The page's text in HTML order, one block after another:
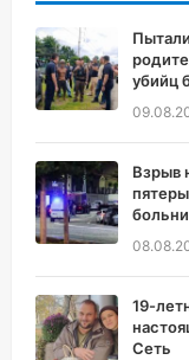
убийц
Взрыв
19-
Сеть